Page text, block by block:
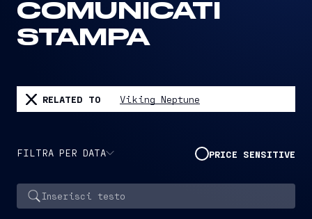
COMUNICATI
STAMPA
RELATED TO Viking Neptune
FILTRA PER DATA PRICE SENSITIVE